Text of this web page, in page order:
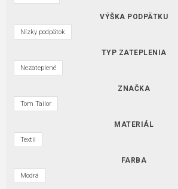
VÝŠKA PODPÄTKU
Nízky podpätok
TYP ZATEPLENIA
Nezateplené
ZNAČKA
Tom Tailor
MATERIÁL
Textil
FARBA
Modrá